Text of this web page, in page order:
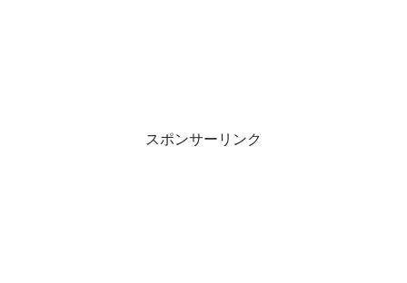
スポンサーリンク